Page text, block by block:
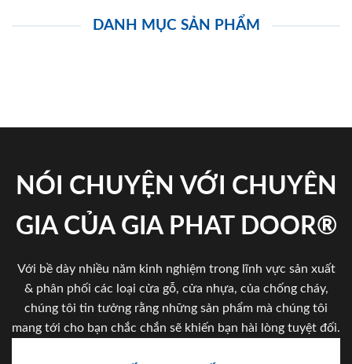
DANH MỤC SẢN PHẨM
NÓI CHUYỆN VỚI CHUYÊN
GIA CỦA GIA PHAT DOOR®
Với bề dày nhiều năm kinh nghiệm trong lĩnh vực sản xuất
& phân phối các loại cửa gỗ, cửa nhựa, của chống cháy,
chúng tôi tin tưởng rằng những sản phẩm mà chúng tôi
mang tới cho bạn chắc chắn sẽ khiến bạn hài lòng tuyệt đối.